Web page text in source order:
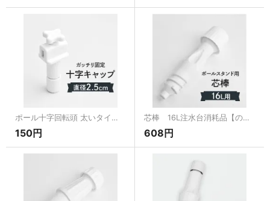
ポール十字回転頭 太いタイプ直径25mm用【のぼり用ポール消耗品】[のぼり用品消耗品]
150円
芯棒 16L注水台消耗品【のぼり用注水台消耗品】[のぼり用品消耗品]
608円